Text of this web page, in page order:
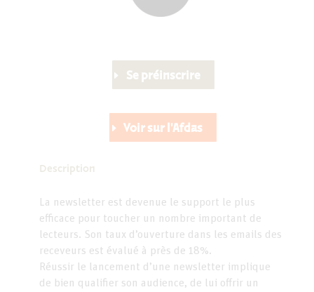
Se préinscrire
Voir sur l'Afdas
Description
La newsletter est devenue le support le plus
efficace pour toucher un nombre important de
lecteurs. Son taux d’ouverture dans les emails des
receveurs est évalué à près de 18%.
Réussir le lancement d’une newsletter implique
de bien qualifier son audience, de lui offrir un